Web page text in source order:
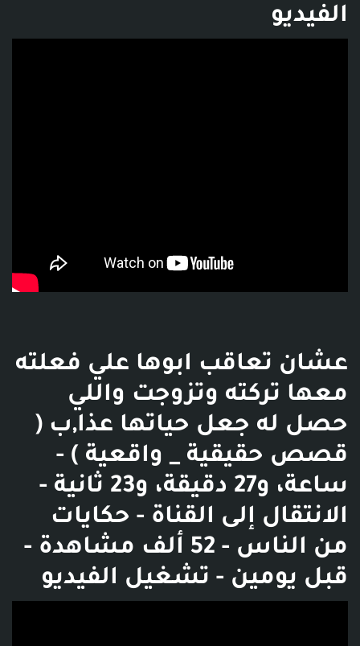
الفيديو
عشان تعاقب ابوها علي فعلته
معها تركته وتزوجت واللي
حصل له جعل حياتها عذا,ب (
قصص حقيقية _ واقعية ) -
ساعة، و27 دقيقة، و23 ثانية -
الانتقال إلى القناة - حكايات
من الناس - 52 ألف مشاهدة -
قبل يومين - تشغيل الفيديو